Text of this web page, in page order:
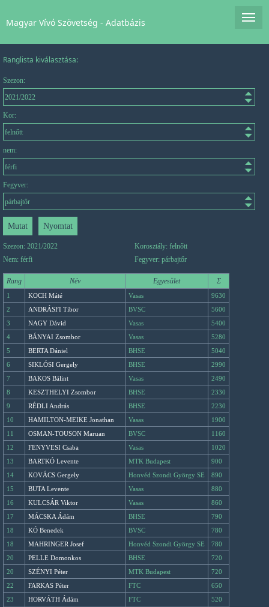
Magyar Vívó Szövetség - Adatbázis
Ranglista kiválasztása:
Szezon:
Kor:
nem:
Fegyver:
Szezon: 2021/2022
Korosztály: felnőtt
Nem: férfi
Fegyver: párbajtőr
Rang Név Egyesület Σ
1 KOCH Máté Vasas
9630
2
ANDRÁSFI Tibor BVSC
5600
3
NAGY Dávid Vasas
5400
4
BÁNYAI Zsombor Vasas
5280
5
BERTA Dániel BHSE
5040
6
SIKLÓSI Gergely BHSE
2990
7
BAKOS Bálint Vasas
2490
8
KESZTHELYI Zsombor BHSE
2330
9
RÉDLI András BHSE
2230
10
HAMILTON-MEIKE Jonathan Vasas
1900
11
OSMAN-TOUSON Maruan BVSC
1160
12
FENYVESI Csaba Vasas
1020
13
BARTKÓ Levente MTK Budapest
900
14
KOVÁCS Gergely Honvéd Szondi György SE
890
15
BUTA Levente Vasas
880
16
KULCSÁR Viktor Vasas
860
17
MÁCSKA Ádám BHSE
790
18
KÓ Benedek BVSC
780
18
MAHRINGER Josef Honvéd Szondi György SE
780
20
PELLE Domonkos BHSE
720
20
SZÉNYI Péter MTK Budapest
720
22
FARKAS Péter FTC
650
23
HORVÁTH Ádám FTC
520